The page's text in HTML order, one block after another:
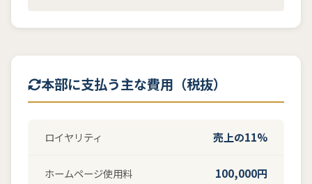
本部に支払う主な費用（税抜）
ロイヤリティ 売上の11%
ホームページ使用料 100,000円